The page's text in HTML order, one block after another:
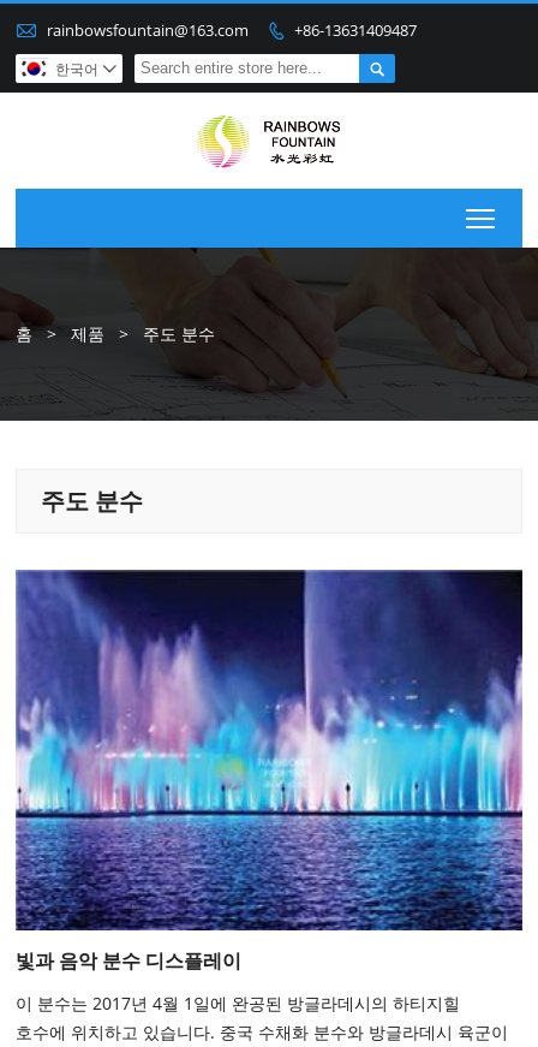
 rainbowsfountain@163.com  +86-13631409487

한국어 
홈 > 제품 > 주도 분수
주도 분수
빛과 음악 분수 디스플레이
이 분수는 2017년 4월 1일에 완공된 방글라데시의 하티지힐
호수에 위치하고 있습니다. 중국 수채화 분수와 방글라데시 육군이